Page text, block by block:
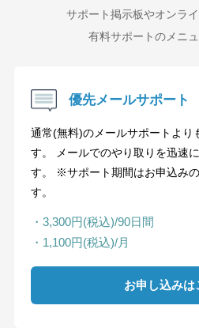
サポート掲示板やオンラ
有料サポートのメニ
優先メールサポート
通常(無料)のメールサポートより
す。 メールでのやり取りを迅速
す。 ※サポート期間はお申込み
す。
・3,300円(税込)/90日間
・1,100円(税込)/月
お申し込みは